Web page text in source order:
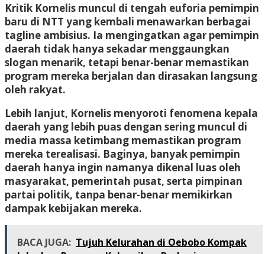
Kritik Kornelis muncul di tengah euforia pemimpin
baru di NTT yang kembali menawarkan berbagai
tagline ambisius. Ia mengingatkan agar pemimpin
daerah tidak hanya sekadar menggaungkan
slogan menarik, tetapi benar-benar memastikan
program mereka berjalan dan dirasakan langsung
oleh rakyat.
Lebih lanjut, Kornelis menyoroti fenomena kepala
daerah yang lebih puas dengan sering muncul di
media massa ketimbang memastikan program
mereka terealisasi. Baginya, banyak pemimpin
daerah hanya ingin namanya dikenal luas oleh
masyarakat, pemerintah pusat, serta pimpinan
partai politik, tanpa benar-benar memikirkan
dampak kebijakan mereka.
BACA JUGA: Tujuh Kelurahan di Oebobo Kompak